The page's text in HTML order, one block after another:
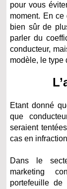
pour vous
moment. En
bien sûr de
parler du
conducteur,
modèle, le type
Etant donné
que
seraient
cas en
Dans le
marketing
portefeuille de